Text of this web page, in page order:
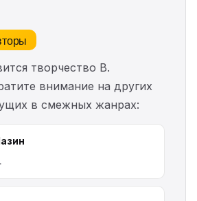
творчество В.
внимание на других
в смежных жанрах: